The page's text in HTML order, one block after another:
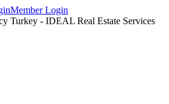
Member Login